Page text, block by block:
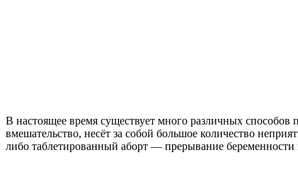
В настоящее время существует много различных
вмешательство, несёт за собой большое количество
либо таблетированный аборт — прерывание